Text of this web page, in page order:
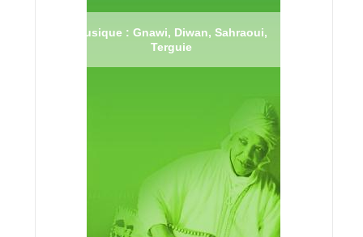
Musique : Gnawi, Diwan, Sahraoui,
Terguie